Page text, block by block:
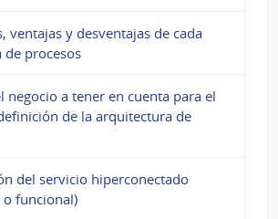
ventajas y desventajas de cada
procesos
negocio a tener en cuenta para el
de la arquitectura de
del servicio hiperconectado
funcional)